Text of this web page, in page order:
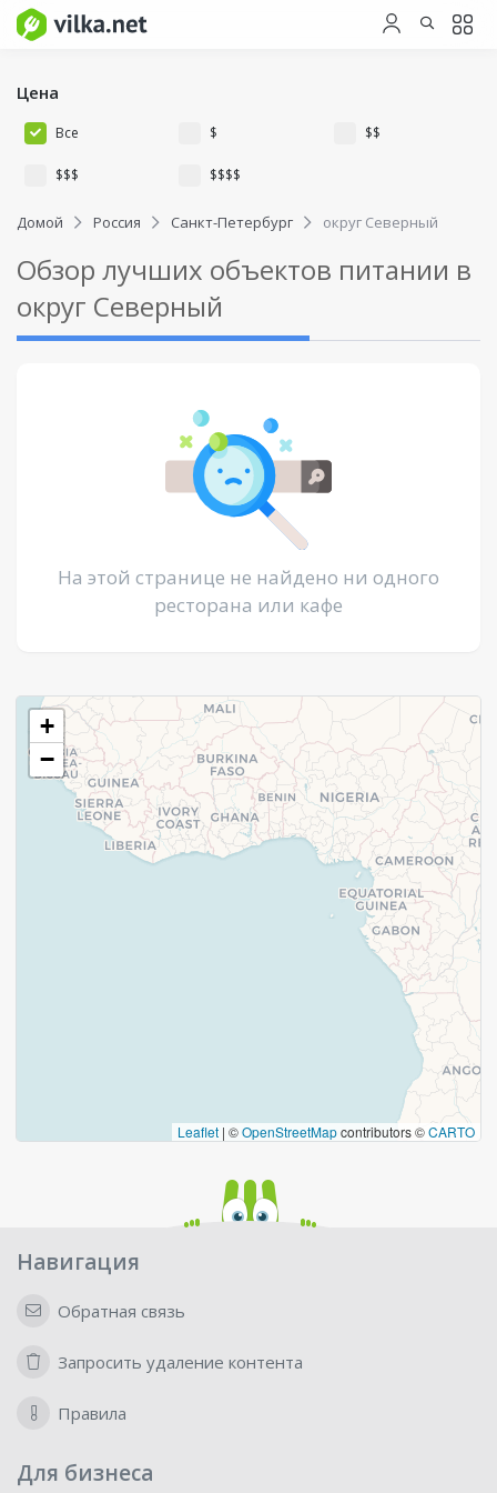
Цена
Все $ $$
$$$ $$$$
Домой Россия Санкт-Петербург округ Северный
Обзор лучших объектов питании в
округ Северный
На этой странице не найдено ни одного
ресторана или кафе
+
−
Leaflet | ©OpenStreetMapcontributors ©CARTO
Навигация
Обратная связь
Запросить удаление контента
Правила
Для бизнеса